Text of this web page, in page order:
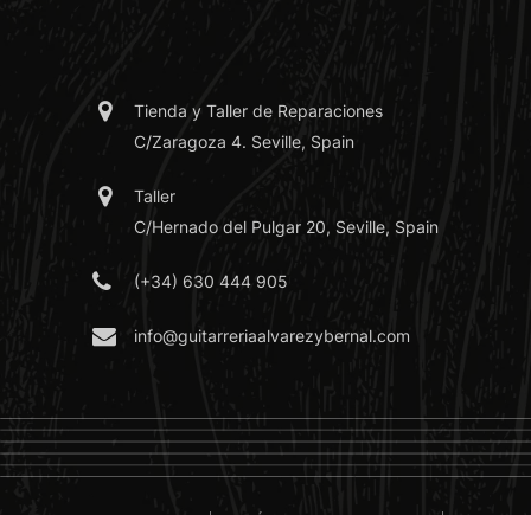
Tienda y Taller de Reparaciones
C/Zaragoza 4. Seville, Spain
Taller
C/Hernado del Pulgar 20, Seville, Spain
(+34) 630 444 905
info@guitarreriaalvarezybernal.com